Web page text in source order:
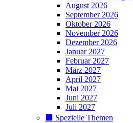
August 2026
September 2026
Oktober 2026
November 2026
Dezember 2026
Januar 2027
Februar 2027
März 2027
April 2027
Mai 2027
Juni 2027
Juli 2027
⬛️ Spezielle Themen